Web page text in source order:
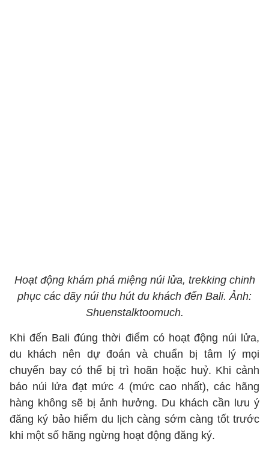
Hoạt động khám phá miệng núi lửa, trekking chinh
phục các dãy núi thu hút du khách đến Bali. Ảnh:
Shuenstalktoomuch.
Khi đến Bali đúng thời điểm có hoạt động núi lửa,
du khách nên dự đoán và chuẩn bị tâm lý mọi
chuyến bay có thể bị trì hoãn hoặc huỷ. Khi cảnh
báo núi lửa đạt mức 4 (mức cao nhất), các hãng
hàng không sẽ bị ảnh hưởng. Du khách cần lưu ý
đăng ký bảo hiểm du lịch càng sớm càng tốt trước
khi một số hãng ngừng hoạt động đăng ký.